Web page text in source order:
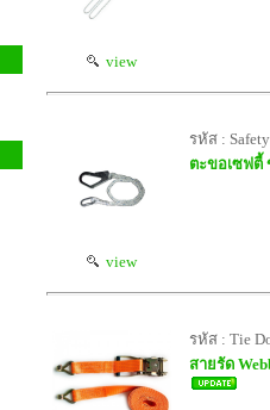
view
view
รหัส :
ตะขอเซฟตี้
รหัส : Tie
สายรัด